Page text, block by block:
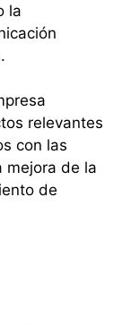
la
relevantes
con las
mejora de la
de